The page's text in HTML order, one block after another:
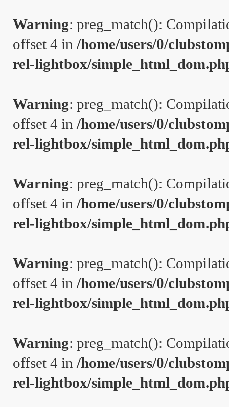
Warning: preg_match():
offset 4 in /home/users/0/
rel-lightbox/
Warning: preg_match():
offset 4 in /home/users/0/
rel-lightbox/
Warning: preg_match():
offset 4 in /home/users/0/
rel-lightbox/
Warning: preg_match():
offset 4 in /home/users/0/
rel-lightbox/
Warning: preg_match():
offset 4 in /home/users/0/
rel-lightbox/